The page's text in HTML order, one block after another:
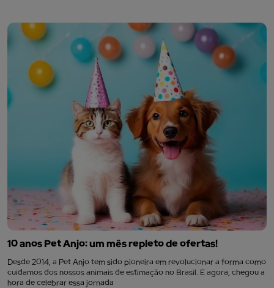
10 anos Pet Anjo: um mês repleto de ofertas!
Desde 2014, a Pet Anjo tem sido pioneira em revolucionar a forma como
cuidamos dos nossos animais de estimação no Brasil. E agora, chegou a
hora de celebrar essa jornada